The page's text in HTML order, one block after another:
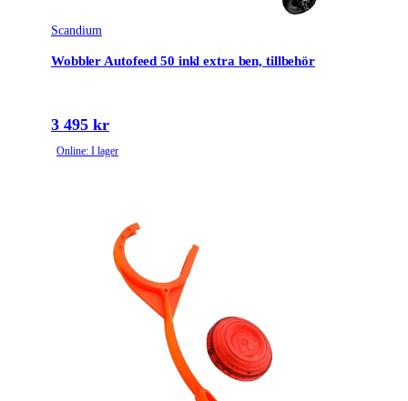
Scandium
Wobbler Autofeed 50 inkl extra ben, tillbehör
3 495 kr
Online: I lager